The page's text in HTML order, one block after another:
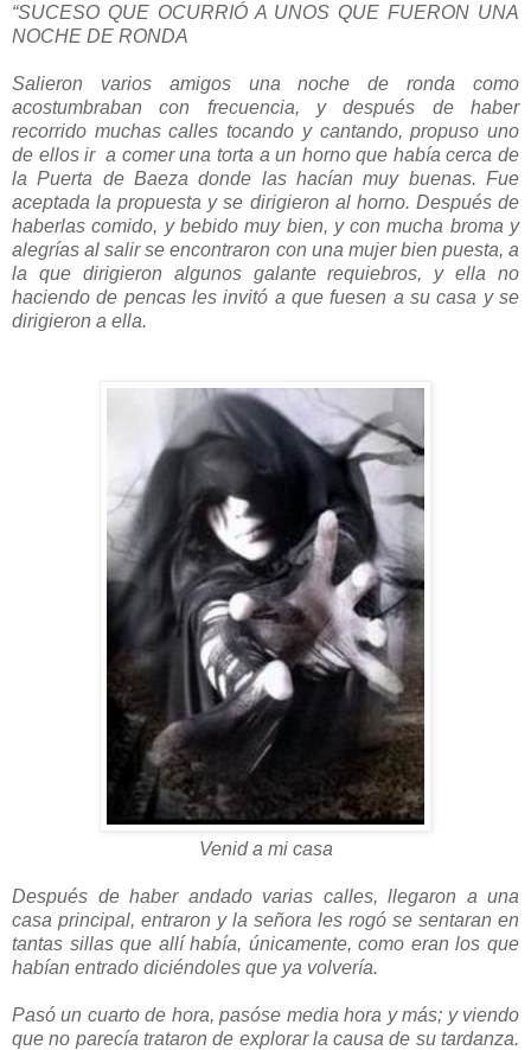
“SUCESO QUE OCURRIÓ A UNOS QUE FUERON UNA
NOCHE DE RONDA
Salieron varios amigos una noche de ronda como
acostumbraban con frecuencia, y después de haber
recorrido muchas calles tocando y cantando, propuso uno
de ellos ir a comer una torta a un horno que había cerca de
la Puerta de Baeza donde las hacían muy buenas. Fue
aceptada la propuesta y se dirigieron al horno. Después de
haberlas comido, y bebido muy bien, y con mucha broma y
alegrías al salir se encontraron con una mujer bien puesta, a
la que dirigieron algunos galante requiebros, y ella no
haciendo de pencas les invitó a que fuesen a su casa y se
dirigieron a ella.
Venid a mi casa
Después de haber andado varias calles, llegaron a una
casa principal, entraron y la señora les rogó se sentaran en
tantas sillas que allí había, únicamente, como eran los que
habían entrado diciéndoles que ya volvería.
Pasó un cuarto de hora, pasóse media hora y más; y viendo
que no parecía trataron de explorar la causa de su tardanza.